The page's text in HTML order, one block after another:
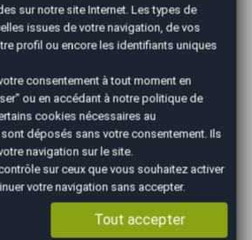
d'esprit jusqu'à **48 mois**
avec **Opteven**, acteur de
30 ans en France et en Europe
garantie mécanique, de l'entretien
peuvent également vous
faciliter votre achat.
sur notre site Internet. Les types de
issues de votre navigation, de vos
profil ou encore les identifiants uniques
consentement à tout moment en
ou en accédant à notre politique de
cookies nécessaires au
déposés sans votre consentement. Ils
navigation sur le site.
sur ceux que vous souhaitez activer
votre navigation sans accepter.
Tout accepter